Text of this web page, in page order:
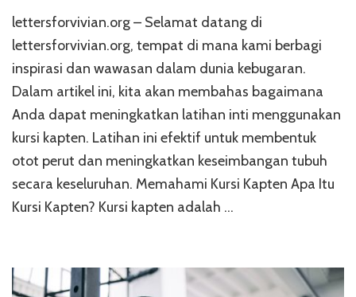
lettersforvivian.org – Selamat datang di
lettersforvivian.org, tempat di mana kami berbagi
inspirasi dan wawasan dalam dunia kebugaran.
Dalam artikel ini, kita akan membahas bagaimana
Anda dapat meningkatkan latihan inti menggunakan
kursi kapten. Latihan ini efektif untuk membentuk
otot perut dan meningkatkan keseimbangan tubuh
secara keseluruhan. Memahami Kursi Kapten Apa Itu
Kursi Kapten? Kursi kapten adalah …